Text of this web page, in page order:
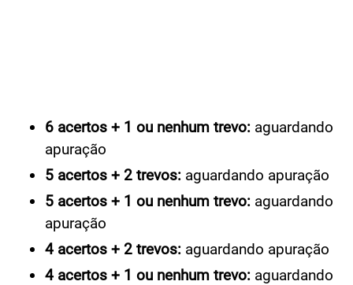
6 acertos + 1 ou nenhum trevo: aguardando
apuração
5 acertos + 2 trevos: aguardando apuração
5 acertos + 1 ou nenhum trevo: aguardando
apuração
4 acertos + 2 trevos: aguardando apuração
4 acertos + 1 ou nenhum trevo: aguardando